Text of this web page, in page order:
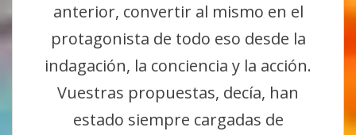
anterior, convertir al mismo en el
protagonista de todo eso desde la
indagación, la conciencia y la acción.
Vuestras propuestas, decía, han
estado siempre cargadas de